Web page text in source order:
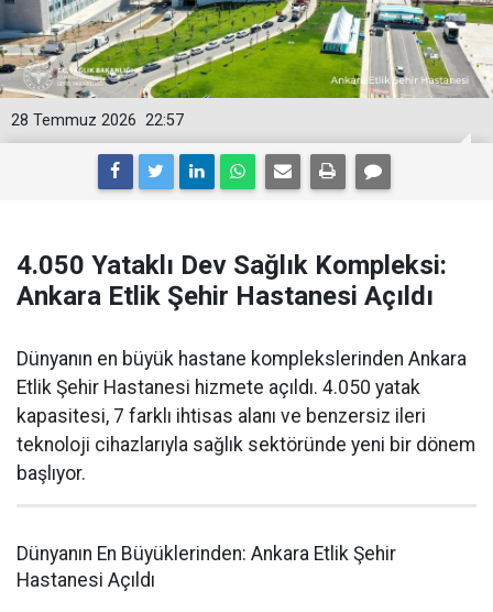
22:57
28 Temmuz 2026
4.050 Yataklı Dev Sağlık Kompleksi:
Ankara Etlik Şehir Hastanesi Açıldı
Dünyanın en büyük hastane komplekslerinden Ankara
Etlik Şehir Hastanesi hizmete açıldı. 4.050 yatak
kapasitesi, 7 farklı ihtisas alanı ve benzersiz ileri
teknoloji cihazlarıyla sağlık sektöründe yeni bir dönem
başlıyor.
Dünyanın En Büyüklerinden: Ankara Etlik Şehir
Hastanesi Açıldı